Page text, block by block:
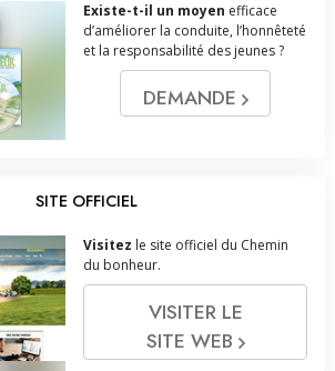
Existe-t-il un moyen efficace
d’améliorer la conduite, l’honnêteté
et la responsabilité des jeunes ?
DEMANDE
SITE OFFICIEL
Visitez le site officiel du Chemin
du bonheur.
VISITER LE
SITE WEB